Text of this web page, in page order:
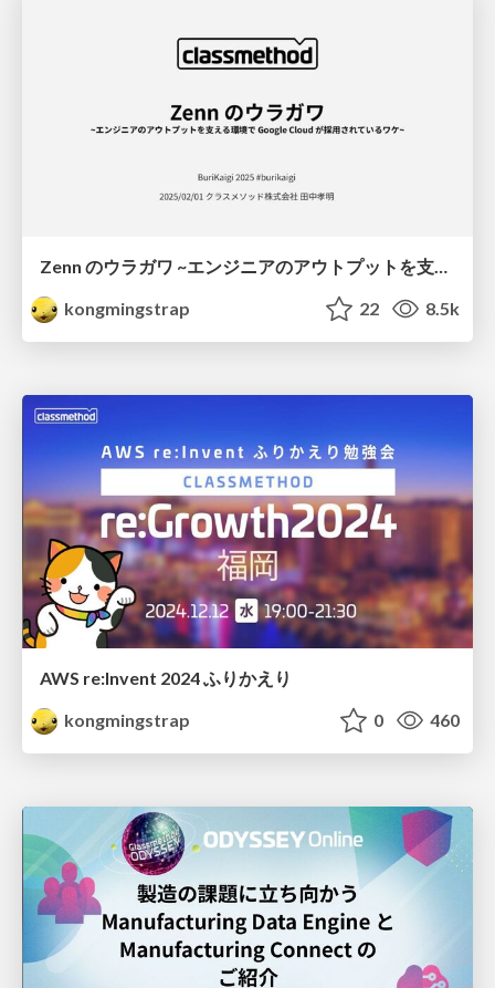
kongmingstrap
22 8.5k
AWS re:Invent 2024 ふりかえり
kongmingstrap
0 460